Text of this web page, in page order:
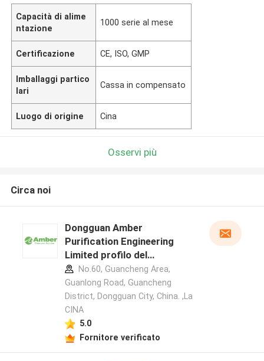
Capacità di alime
ntazione
1000 serie al mese
Certificazione CE, ISO, GMP
Imballaggi partico
lari
Cassa in compensato
Luogo di origine Cina
Osservi più
Circa noi
Dongguan Amber
Purification Engineering
Limited profilo del
produttore
No.60, Guancheng Area,
Guanlong Road, Guancheng
District, Dongguan City, China. ,La
CINA
5.0
Fornitore verificato